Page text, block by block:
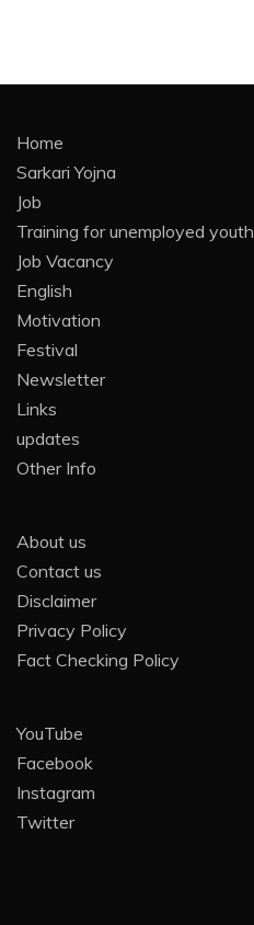
Home
Sarkari Yojna
Job
Training for unemployed youth
Job Vacancy
English
Motivation
Festival
Newsletter
Links
updates
Other Info
About us
Contact us
Disclaimer
Privacy Policy
Fact Checking Policy
YouTube
Facebook
Instagram
Twitter